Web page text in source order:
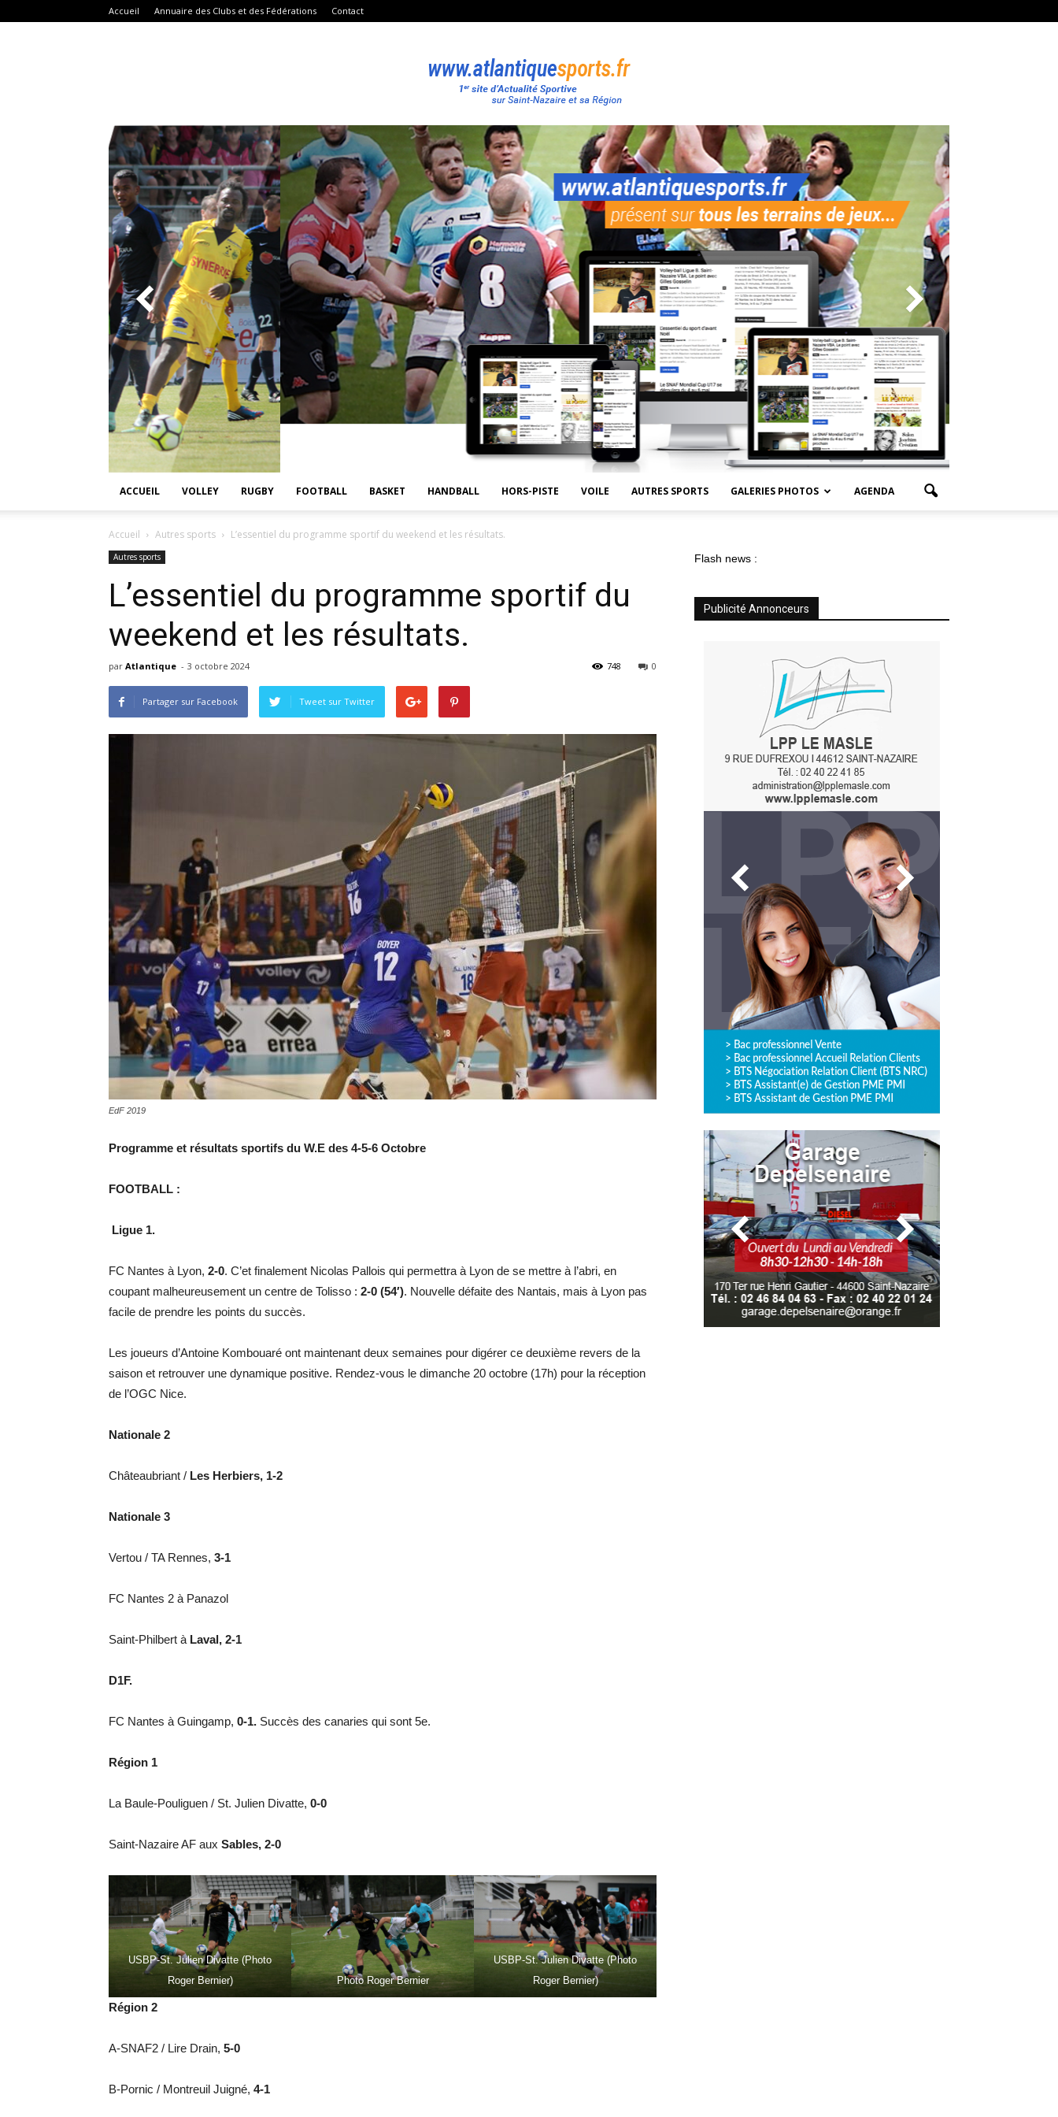
Accueil Annuaire des Clubs et des Fédérations Contact
Atlantique
Sport
ACCUEIL VOLLEY RUGBY FOOTBALL BASKET HANDBALL HORS-PISTE VOILE AUTRES SPORTS GALERIES PHOTOS AGENDA
Accueil Autres sports L’essentiel du programme sportif du weekend et les résultats.
Autres sports
L’essentiel du programme sportif du
weekend et les résultats.
par Atlantique - 3 octobre 2024 0
748
Partager sur Facebook Tweet sur Twitter
EdF 2019
Programme et résultats sportifs du W.E des 4-5-6 Octobre
FOOTBALL :
Ligue 1.
FC Nantes à Lyon, 2-0. C’et finalement Nicolas Pallois qui permettra à Lyon de se mettre à l’abri, en
coupant malheureusement un centre de Tolisso : 2-0 (54′). Nouvelle défaite des Nantais, mais à Lyon pas
facile de prendre les points du succès.
Les joueurs d’Antoine Kombouaré ont maintenant deux semaines pour digérer ce deuxième revers de la
saison et retrouver une dynamique positive. Rendez-vous le dimanche 20 octobre (17h) pour la réception
de l’OGC Nice.
Nationale 2
Châteaubriant / Les Herbiers, 1-2
Nationale 3
Vertou / TA Rennes, 3-1
FC Nantes 2 à Panazol
Saint-Philbert à Laval, 2-1
D1F.
FC Nantes à Guingamp, 0-1. Succès des canaries qui sont 5e.
Région 1
La Baule-Pouliguen / St. Julien Divatte, 0-0
Saint-Nazaire AF aux Sables, 2-0
USBP-St. Julien Divatte (Photo
Roger Bernier)
Photo Roger Bernier
USBP-St. Julien Divatte (Photo
Roger Bernier)
Région 2
A-SNAF2 / Lire Drain, 5-0
B-Pornic / Montreuil Juigné, 4-1
Flash news :
Publicité Annonceurs